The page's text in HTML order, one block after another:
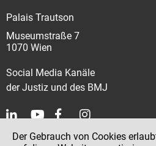
Palais Trautson
Museumstraße 7
1070 Wien
Social Media Kanäle
der Justiz und des BMJ
Kontakt
Der Gebrauch von Cookies